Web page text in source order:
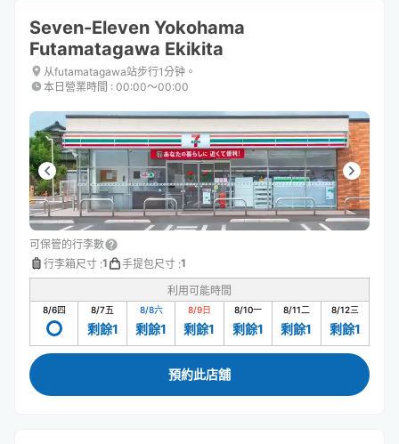
Seven-Eleven Yokohama
Futamatagawa Ekikita
从futamatagawa站步行1分钟。
本日營業時間 : 00:00〜00:00
可保管的行李數
行李箱尺寸 :1 手提包尺寸 :1
利用可能時間
8/6四 8/7五
剩餘1
8/8六
剩餘1
8/9日
剩餘1
8/10一
剩餘1
8/11二
剩餘1
8/12三
剩餘1
預約此店舖